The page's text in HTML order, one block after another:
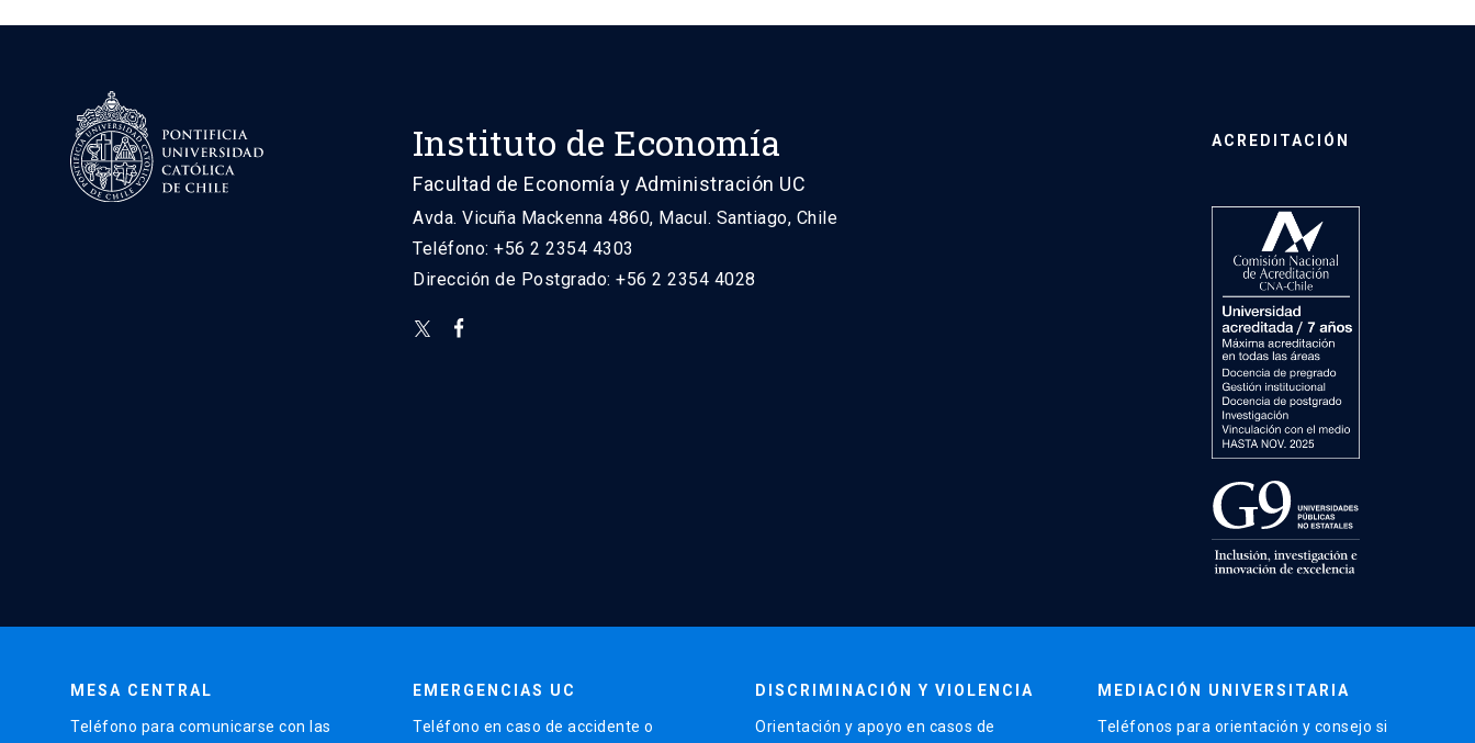
Instituto de Economía
Facultad de Economía y Administración UC
Avda. Vicuña Mackenna 4860, Macul. Santiago, Chile
Teléfono: +56 2 2354 4303
Dirección de Postgrado: +56 2 2354 4028
ACREDITACIÓN
MESA CENTRAL
Teléfono para comunicarse con las
EMERGENCIAS UC
Teléfono en caso de accidente o
DISCRIMINACIÓN Y VIOLENCIA
Orientación y apoyo en casos de
MEDIACIÓN UNIVERSITARIA
Teléfonos para orientación y consejo si